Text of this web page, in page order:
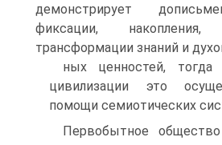
демонстрирует
фиксации,
трансформации знаний и
ных ценностей,
цивилизации это
помощи семиотических
Первобытное